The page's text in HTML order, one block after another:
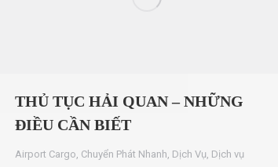
THỦ TỤC HẢI QUAN – NHỮNG
ĐIỀU CẦN BIẾT
Airport Cargo, Chuyển Phát Nhanh, Dịch Vụ, Dịch vụ